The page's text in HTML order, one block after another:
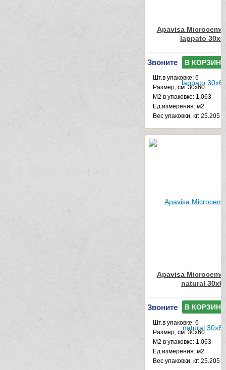
Apavisa
lappato
Звоните В КОРЗИНУ
Шт.в упаковке: 6
Размер, см: 30x60
М2 в упаковке: 1.063
Ед.измерения: м2
Веc упаковки, кг: 25.205
Apavisa
natural
Звоните В КОРЗИНУ
Шт.в упаковке: 6
Размер, см: 30x60
М2 в упаковке: 1.063
Ед.измерения: м2
Веc упаковки, кг: 25.205